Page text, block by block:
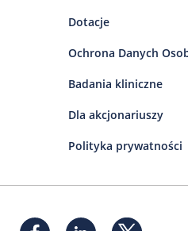
Dotacje
Ochrona Danych
Badania kliniczne
Dla akcjonariuszy
Polityka prywatności